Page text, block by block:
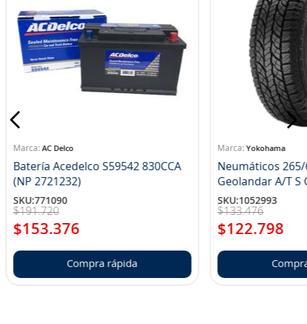
AC Delco
Batería Acedelco S59542 830CCA
(NP 2721232)
SKU:771090
$191.720
$153.376
Compra rápida
Yokohama
Neumáticos 265/
SKU:1052993
$133.476
$122.798